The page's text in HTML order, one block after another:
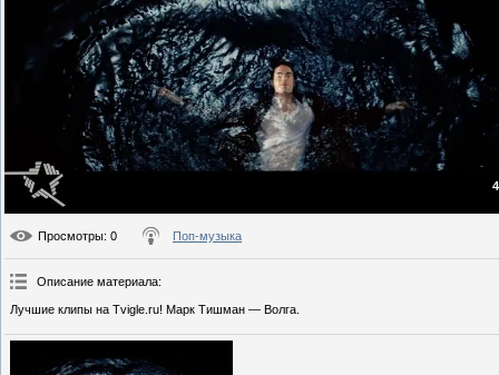
Просмотры: 0 Поп-музыка
Описание материала:
Лучшие клипы на Tvigle.ru! Марк Тишман — Волга.